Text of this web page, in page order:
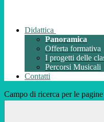
Didattica
Panoramica
Offerta formativa
I progetti delle
Percorsi Musicali
Contatti
Campo di ricerca per le